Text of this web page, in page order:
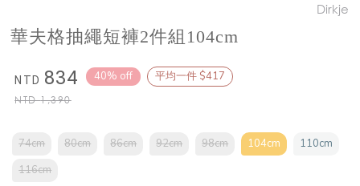
Dirkje
華夫格抽繩短褲2件組104cm
NTD 834
NTD1,390
40% off 平均一件 $417
74cm 80cm 86cm 92cm 98cm 104cm
110cm
116cm